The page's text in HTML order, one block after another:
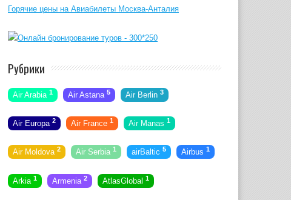
Горячие цены на Авиабилеты Москва-Анталия
Рубрики
Air Arabia 1 Air Astana 5 Air Berlin 3
Air Europa 2 Air France 1 Air Manas 1
Air Moldova 2 Air Serbia 1 airBaltic 5 Airbus 1
Arkia 1 Armenia 2 AtlasGlobal 1